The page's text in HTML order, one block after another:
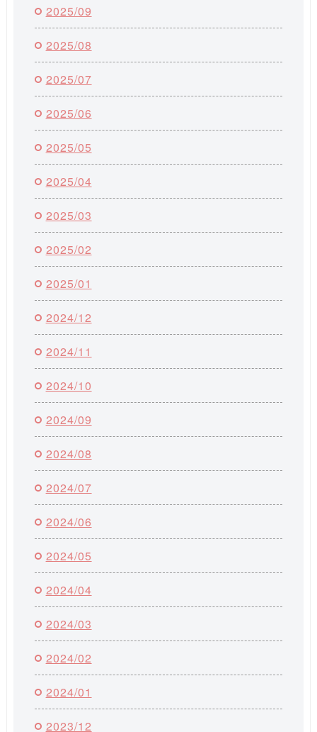
2025/09
2025/08
2025/07
2025/06
2025/05
2025/04
2025/03
2025/02
2025/01
2024/12
2024/11
2024/10
2024/09
2024/08
2024/07
2024/06
2024/05
2024/04
2024/03
2024/02
2024/01
2023/12